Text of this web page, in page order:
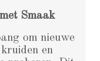
Smaak
om nieuwe
en